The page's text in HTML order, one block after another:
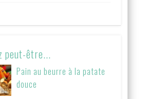
peut-être...
Pain au beurre à la patate
douce